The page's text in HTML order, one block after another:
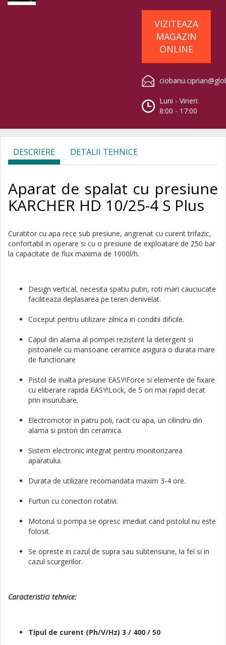
VIZITEAZA
MAGAZIN
ONLINE
Luni - Vineri:
8:00 - 17:00
DESCRIERE DETALII TEHNICE
Aparat de spalat cu presiune
KARCHER HD 10/25-4 S Plus
Curatitor cu apa rece sub presiune, angrenat cu curent trifazic,
confortabil in operare si cu o presiune de exploatare de 250 bar
la capacitate de flux maxima de 1000l/h.
Design vertical, necesita spatiu putin, roti mari cauciucate
faciliteaza deplasarea pe teren denivelat.
Coceput pentru utilizare zilnica in conditii dificile.
Capul din alama al pompei rezistent la detergent si
pistoanele cu mansoane ceramice asigura o durata mare
de functionare
Pistol de inalta presiune EASY!Force si elemente de fixare
cu eliberare rapida EASY!Lock, de 5 ori mai rapid decat
prin insurubare.
Electromotor in patru poli, racit cu apa, un cilindru din
alama si piston din ceramica.
Sistem electronic integrat pentru monitorizarea
aparatului.
Durata de utilizare recomandata maxim 3-4 ore.
Furtun cu conectori rotativi.
Motorul si pompa se opresc imediat cand pistolul nu este
folosit.
Se opreste in cazul de supra sau subtensiune, la fel si in
cazul scurgerilor.
Caracteristici tehnice:
Tipul de curent (Ph/V/Hz) 3 / 400 / 50